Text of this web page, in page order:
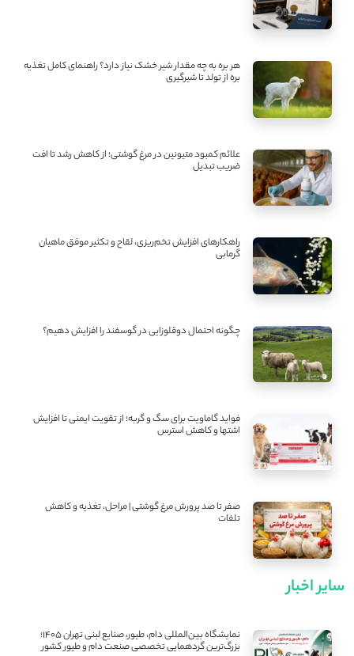
هر بره به چه مقدار شیر خشک نیاز دارد؟ راهنمای کامل تغذیه
بره از تولد تا شیرگیری
علائم کمبود متیونین در مرغ گوشتی؛ از کاهش رشد تا افت
ضریب تبدیل
راهکارهای افزایش تخم‌ریزی، لقاح و تکثیر موفق ماهیان
گرمابی
چگونه احتمال دوقلوزایی در گوسفند را افزایش دهیم؟
فواید گاماویت برای سگ و گربه؛ از تقویت ایمنی تا افزایش
اشتها و کاهش استرس
صفر تا صد پرورش مرغ گوشتی | مراحل، تغذیه و کاهش
تلفات
سایر اخبار
نمایشگاه بین‌المللی دام، طیور، صنایع لبنی تهران ۱۴۰۵؛
بزرگ‌ترین گردهمایی تخصصی صنعت دام و طیور کشور